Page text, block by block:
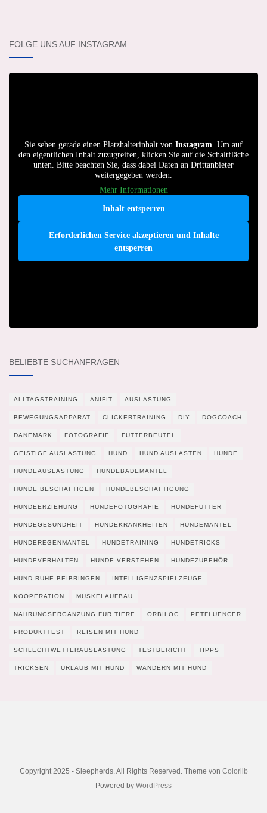
FOLGE UNS AUF INSTAGRAM
Sie sehen gerade einen Platzhalterinhalt von Instagram . Um auf
den eigentlichen Inhalt zuzugreifen, klicken Sie auf die Schaltfläche
unten. Bitte beachten Sie, dass dabei Daten an Drittanbieter
weitergegeben werden.
Mehr Informationen
Inhalt entsperren
Erforderlichen Service akzeptieren und Inhalte
entsperren
BELIEBTE SUCHANFRAGEN
ALLTAGSTRAINING ANIFIT AUSLASTUNG
BEWEGUNGSAPPARAT CLICKERTRAINING DIY DOGCOACH
DÄNEMARK FOTOGRAFIE FUTTERBEUTEL
GEISTIGE AUSLASTUNG HUND HUND AUSLASTEN HUNDE
HUNDEAUSLASTUNG HUNDEBADEMANTEL
HUNDE BESCHÄFTIGEN HUNDEBESCHÄFTIGUNG
HUNDEERZIEHUNG HUNDEFOTOGRAFIE HUNDEFUTTER
HUNDEGESUNDHEIT HUNDEKRANKHEITEN HUNDEMANTEL
HUNDEREGENMANTEL HUNDETRAINING HUNDETRICKS
HUNDEVERHALTEN HUNDE VERSTEHEN HUNDEZUBEHÖR
HUND RUHE BEIBRINGEN INTELLIGENZSPIELZEUGE
KOOPERATION MUSKELAUFBAU
NAHRUNGSERGÄNZUNG FÜR TIERE ORBILOC PETFLUENCER
PRODUKTTEST REISEN MIT HUND
SCHLECHTWETTERAUSLASTUNG TESTBERICHT TIPPS
TRICKSEN URLAUB MIT HUND WANDERN MIT HUND
Copyright 2025 - Sleepherds. All Rights Reserved. Theme von Colorlib
Powered by WordPress